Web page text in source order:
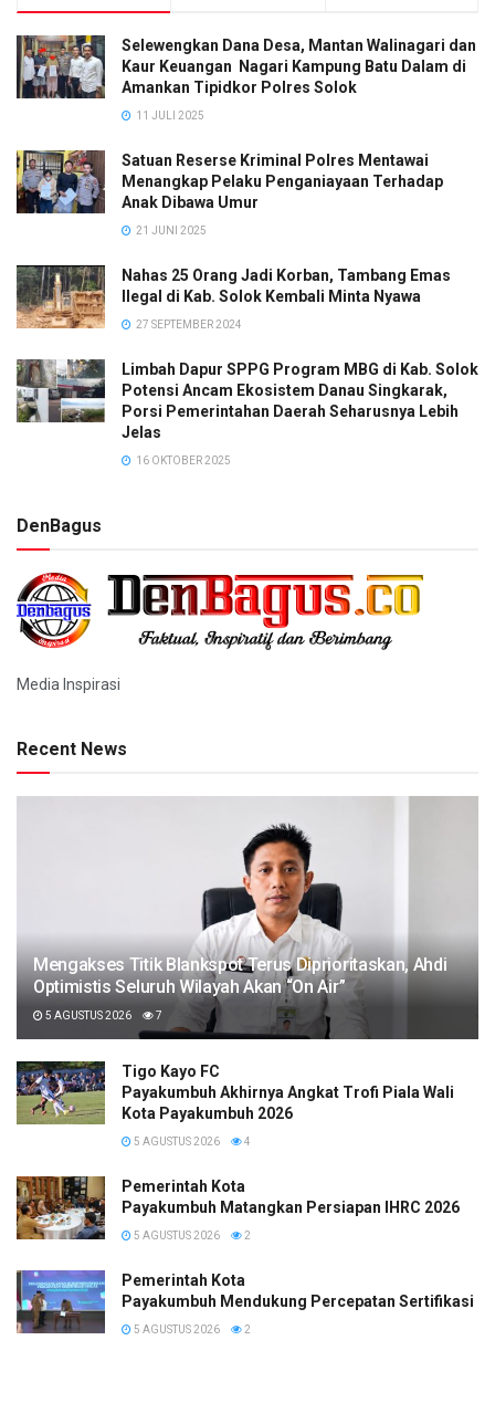
Selewengkan Dana Desa, Mantan Walinagari dan
Kaur Keuangan Nagari Kampung Batu Dalam di
Amankan Tipidkor Polres Solok
11 JULI 2025
Satuan Reserse Kriminal Polres Mentawai
Menangkap Pelaku Penganiayaan Terhadap
Anak Dibawa Umur
21 JUNI 2025
Nahas 25 Orang Jadi Korban, Tambang Emas
Ilegal di Kab. Solok Kembali Minta Nyawa
27 SEPTEMBER 2024
Limbah Dapur SPPG Program MBG di Kab. Solok
Potensi Ancam Ekosistem Danau Singkarak,
Porsi Pemerintahan Daerah Seharusnya Lebih
Jelas
16 OKTOBER 2025
DenBagus
Media Inspirasi
Recent News
Mengakses Titik Blankspot Terus Diprioritaskan, Ahdi
Optimistis Seluruh Wilayah Akan “On Air”
5 AGUSTUS 2026 7
Tigo Kayo FC
Payakumbuh Akhirnya Angkat Trofi Piala Wali
Kota Payakumbuh 2026
5 AGUSTUS 2026 4
Pemerintah Kota
Payakumbuh Matangkan Persiapan IHRC 2026
5 AGUSTUS 2026 2
Pemerintah Kota
Payakumbuh Mendukung Percepatan Sertifikasi
5 AGUSTUS 2026 2